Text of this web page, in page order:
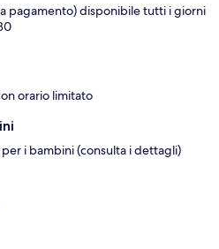
pagamento) disponibile tutti i giorni
orario limitato
i bambini (consulta i dettagli)